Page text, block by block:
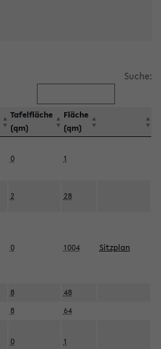
Suche:
Tafelfläche
(qm)
Fläche
(qm)
0 1
2 28
0 1004 Sitzplan
8
48
8 64
0 1